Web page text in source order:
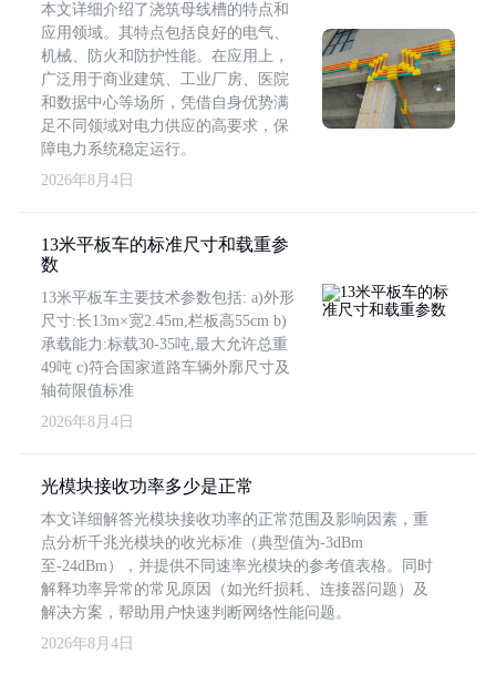
本文详细介绍了浇筑母线槽的特点和
应用领域。其特点包括良好的电气、
机械、防火和防护性能。在应用上，
广泛用于商业建筑、工业厂房、医院
和数据中心等场所，凭借自身优势满
足不同领域对电力供应的高要求，保
障电力系统稳定运行。
2026年8月4日
13米平板车的标准尺寸和载重参
数
13米平板车主要技术参数包括: a)外形
尺寸:长13m×宽2.45m,栏板高55cm b)
承载能力:标载30-35吨,最大允许总重
49吨 c)符合国家道路车辆外廓尺寸及
轴荷限值标准
2026年8月4日
光模块接收功率多少是正常
本文详细解答光模块接收功率的正常范围及影响因素，重
点分析千兆光模块的收光标准（典型值为-3dBm
至-24dBm），并提供不同速率光模块的参考值表格。同时
解释功率异常的常见原因（如光纤损耗、连接器问题）及
解决方案，帮助用户快速判断网络性能问题。
2026年8月4日